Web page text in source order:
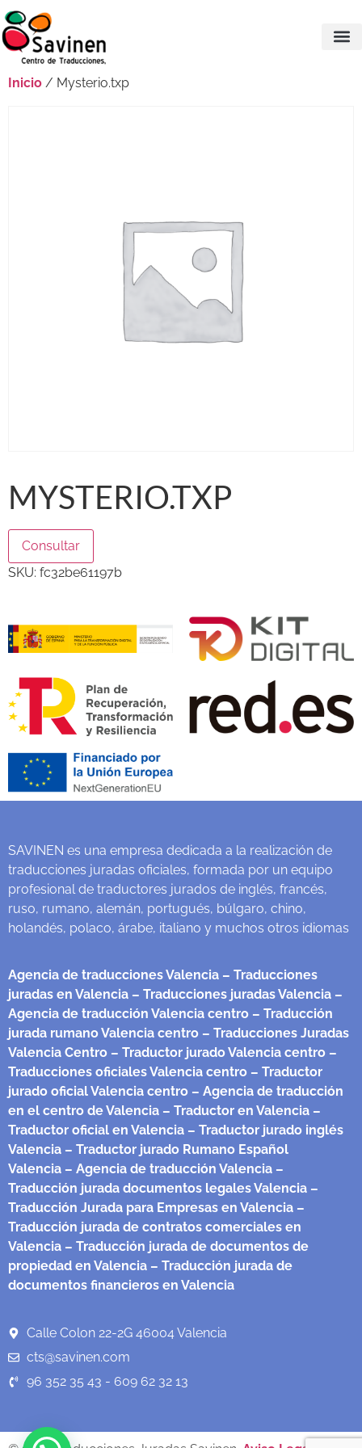
Inicio / Mysterio.txp
MYSTERIO.TXP
Consultar
SKU: fc32be61197b
SAVINEN es una empresa dedicada a la realización de
traducciones juradas oficiales, formada por un equipo
profesional de traductores jurados de inglés, francés,
ruso, rumano, alemán, portugués, búlgaro, chino,
holandés, polaco, árabe, italiano y muchos otros idiomas
Agencia de traducciones Valencia – Traducciones
juradas en Valencia – Traducciones juradas Valencia –
Agencia de traducción Valencia centro – Traducción
jurada rumano Valencia centro – Traducciones Juradas
Valencia Centro – Traductor jurado Valencia centro –
Traducciones oficiales Valencia centro – Traductor
jurado oficial Valencia centro – Agencia de traducción
en el centro de Valencia – Traductor en Valencia –
Traductor oficial en Valencia – Traductor jurado inglés
Valencia – Traductor jurado Rumano Español
Valencia – Agencia de traducción Valencia –
Traducción jurada documentos legales Valencia –
Traducción Jurada para Empresas en Valencia –
Traducción jurada de contratos comerciales en
Valencia – Traducción jurada de documentos de
propiedad en Valencia – Traducción jurada de
documentos financieros en Valencia
Calle Colon 22-2G 46004 Valencia
cts@savinen.com
96 352 35 43 - 609 62 32 13